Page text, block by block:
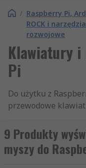
/ Raspberry Pi,
ROCK i narzędzia
rozwojowe
Klawiatury i
Pi
Do użytku z
przewodowe
wymagań
USA, Włoski,
9 Produkty
myszy do